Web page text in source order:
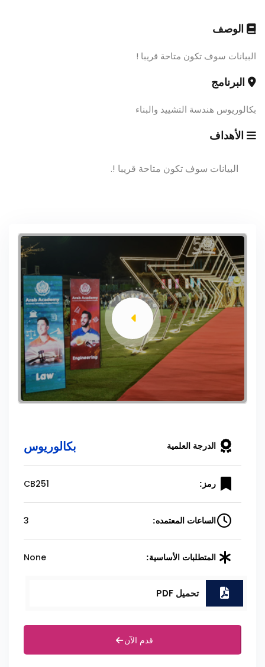
الوصف
البيانات سوف تكون متاحة قريبا !
البرنامج
بكالوريوس هندسة التشييد والبناء
الأهداف
البيانات سوف تكون متاحة قريبا !.
الدرجة العلمية بكالوريوس
رمز: CB251
الساعات المعتمده: 3
المتطلبات الأساسية: None
تحميل PDF
قدم الآن